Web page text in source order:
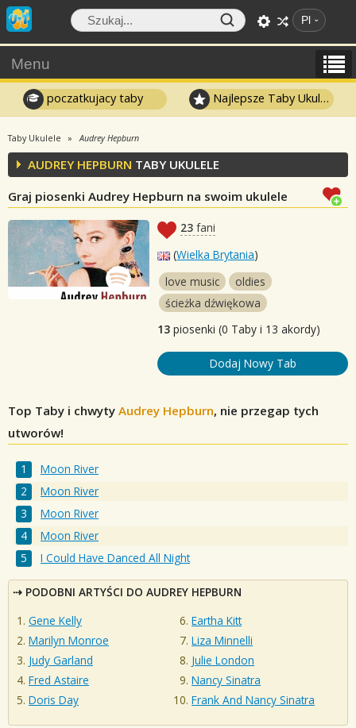
Pl
Menu
poczatkujacy taby Najlepsze Taby Ukulele
Taby Ukulele Audrey Hepburn
AUDREY HEPBURN TABY UKULELE
Graj piosenki Audrey Hepburn na swoim ukulele
23 fani
(Wielka Brytania)
love music
oldies
ścieżka dźwiękowa
13 piosenki (0 Taby i 13 akordy)
Dodaj Nowy Tab
Top Taby i chwyty Audrey Hepburn, nie przegap tych
utworów!
Moon River
Moon River
Moon River
Moon River
I Could Have Danced All Night
PODOBNI ARTYŚCI DO AUDREY HEPBURN
Gene Kelly
Marilyn Monroe
Judy Garland
Fred Astaire
Doris Day
Eartha Kitt
Liza Minnelli
Julie London
Nancy Sinatra
Frank And Nancy Sinatra